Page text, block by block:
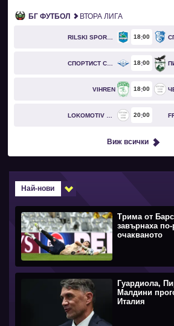
БГ ФУТБОЛ ВТОРА ЛИГА
RILSKI SPORTIST 18 00
СПОРТИСТ СВОГЕ 18 00
VIHREN 18 00
20 00
Виж всички
Най-нови
Трима от
завърнаха
очакваното
Гуардиола,
Малдини
Италия